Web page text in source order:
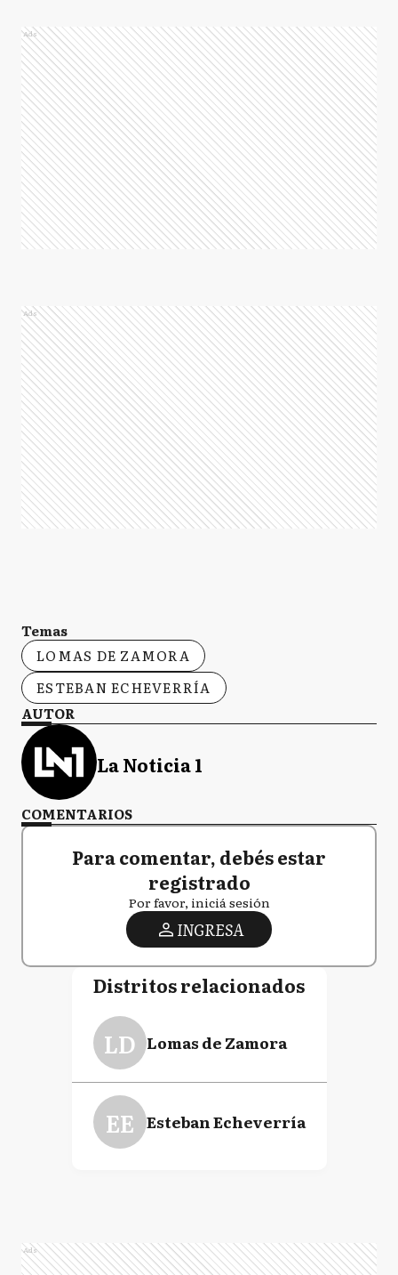
Ads
Ads
Temas
LOMAS DE ZAMORA
ESTEBAN ECHEVERRÍA
AUTOR
La Noticia 1
COMENTARIOS
Para comentar, debés estar
registrado
Por favor, iniciá sesión
INGRESA
Distritos relacionados
LD Lomas de Zamora
EE Esteban Echeverría
Ads